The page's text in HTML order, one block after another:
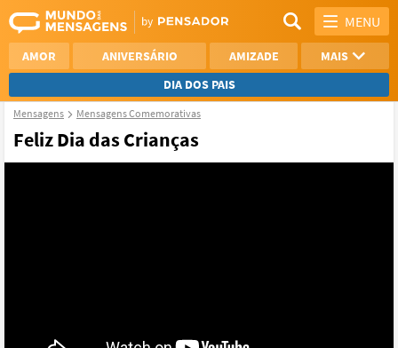
MENU
AMOR ANIVERSÁRIO AMIZADE
MAIS
DIA DOS PAIS
REFLEXÃO
SAUDADE
OTIMISMO
Mensagens Mensagens Comemorativas
Feliz Dia das Crianças